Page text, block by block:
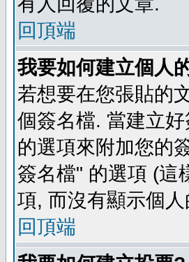
回頂端
我要如何建立個人
若想要在您張貼的
個簽名檔. 當建立
的選項來附加您的
簽名檔" 的選項 (這
項, 而沒有顯示個
回頂端